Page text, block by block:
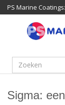
PS Marine
Sigma: